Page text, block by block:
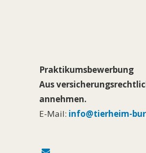
Praktikumsbewerbung
Aus
annehmen.
E-Mail: info@tierheim-